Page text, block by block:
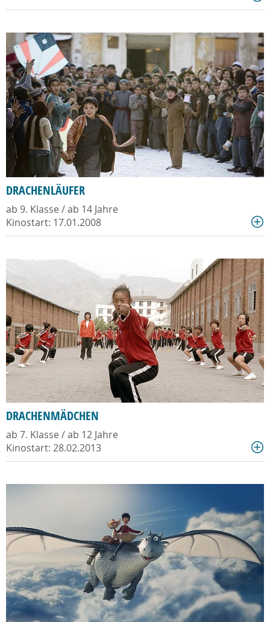
DRACHENLÄUFER
ab 9. Klasse / ab 14 Jahre
Kinostart: 17.01.2008
DRACHENMÄDCHEN
ab 7. Klasse / ab 12 Jahre
Kinostart: 28.02.2013